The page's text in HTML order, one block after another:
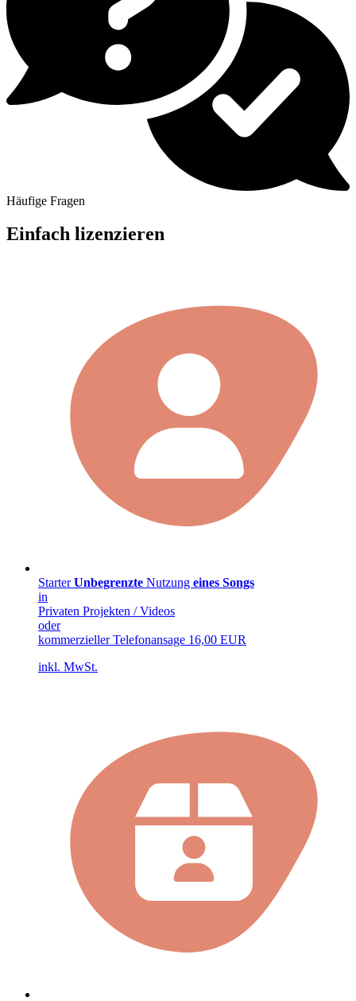
Häufige Fragen
Einfach lizenzieren
Starter Unbegrenzte Nutzung eines Songs
in
Privaten Projekten / Videos
oder
kommerzieller Telefonansage 16,00 EUR
inkl. MwSt.